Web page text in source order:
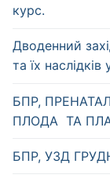
курс.
Дводенний
та їх наслідків
БПР,
ПЛОДА ТА
БПР, УЗД